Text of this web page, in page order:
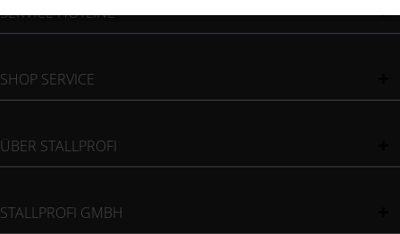
SERVICE HOTLINE
SHOP SERVICE
ÜBER STALLPROFI
STALLPROFI GMBH
Sonstige